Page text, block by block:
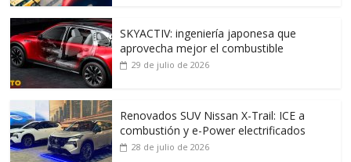
SKYACTIV: ingeniería japonesa que
aprovecha mejor el combustible
29 de julio de 2026
Renovados SUV Nissan X-Trail: ICE a
combustión y e-Power electrificados
28 de julio de 2026